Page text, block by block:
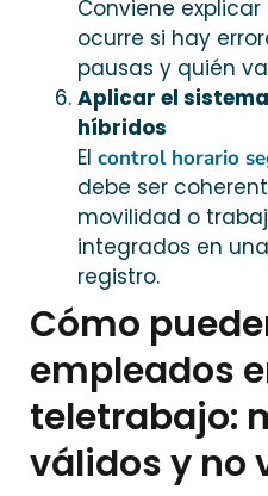
Conviene
ocurre si hay
pausas y quién
Aplicar el
híbridos
El control horario
debe ser
movilidad o
integrados en
registro.
Cómo
empleados
teletrabajo:
válidos y no